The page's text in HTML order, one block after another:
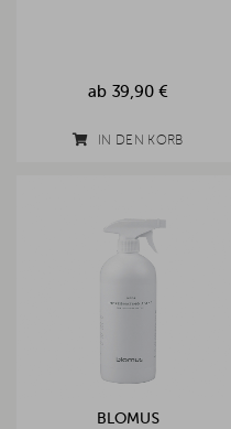
ab 39,90 €
IN DEN KORB
BLOMUS